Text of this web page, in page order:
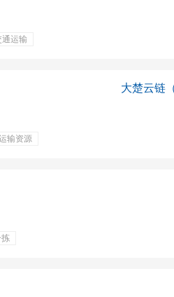
通运输
输资源
大楚云链